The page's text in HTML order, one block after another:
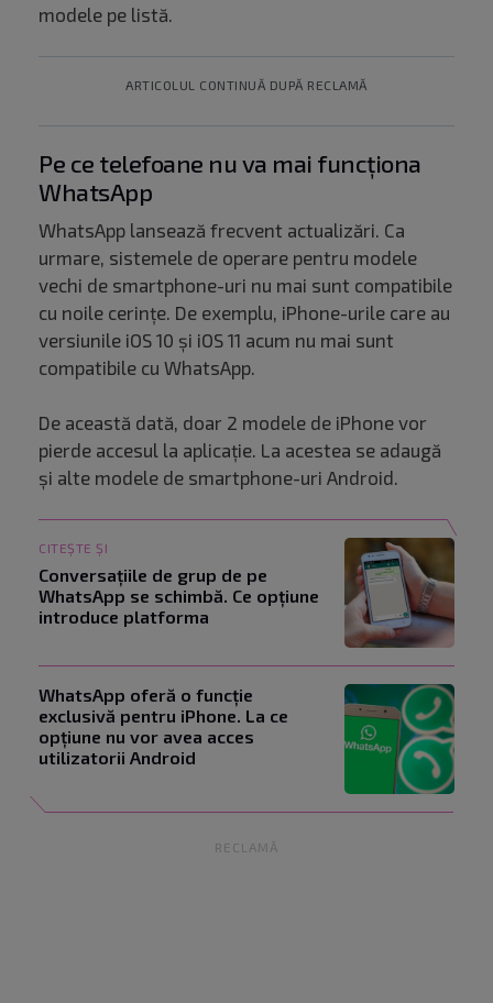
modele pe listă.
ARTICOLUL CONTINUĂ DUPĂ RECLAMĂ
Pe ce telefoane nu va mai funcționa
WhatsApp
WhatsApp lansează frecvent actualizări. Ca
urmare, sistemele de operare pentru modele
vechi de smartphone-uri nu mai sunt compatibile
cu noile cerințe. De exemplu, iPhone-urile care au
versiunile iOS 10 și iOS 11 acum nu mai sunt
compatibile cu WhatsApp.
De această dată, doar 2 modele de iPhone vor
pierde accesul la aplicație. La acestea se adaugă
și alte modele de smartphone-uri Android.
CITEȘTE ȘI
Conversațiile de grup de pe
WhatsApp se schimbă. Ce opțiune
introduce platforma
WhatsApp oferă o funcție
exclusivă pentru iPhone. La ce
opțiune nu vor avea acces
utilizatorii Android
RECLAMĂ